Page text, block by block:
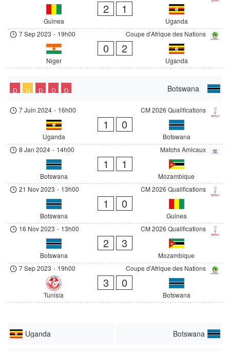
Guinea
2 1
Uganda
Coupe d'Afrique des Nations
7 Sep 2023 - 19h00
Niger
0 2
Uganda
Botswana
D N D D D
CM 2026 Qualifications
7 Juin 2024 - 16h00
Uganda
1 0
Botswana
Matchs Amicaux
8 Jan 2024 - 14h00
Botswana
1 1
Mozambique
CM 2026 Qualifications
21 Nov 2023 - 13h00
Botswana
1 0
Guinea
CM 2026 Qualifications
16 Nov 2023 - 13h00
Botswana
2 3
Mozambique
Coupe d'Afrique des Nations
7 Sep 2023 - 19h00
Tunisia
3 0
Botswana
Uganda Botswana